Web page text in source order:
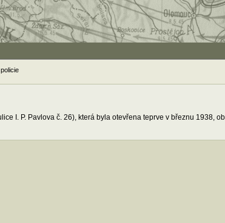
I. P. Pavlova č. 26), která byla otevřena teprve v březnu 1938,